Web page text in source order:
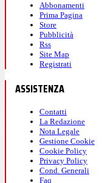
Abbonamenti
Prima Pagina
Store
Pubblicità
Rss
Site Map
Registrati
ASSISTENZA
Contatti
La Redazione
Nota Legale
Gestione Cookie
Cookie Policy
Privacy Policy
Cond. Generali
Faq